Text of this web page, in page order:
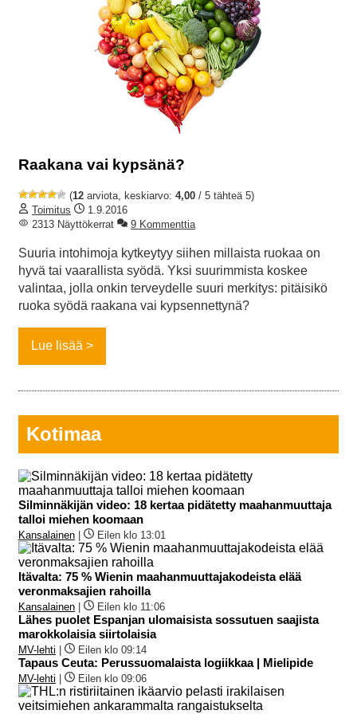
Raakana vai kypsänä?
(12 arviota, keskiarvo: 4,00 / 5 tähteä 5)
Toimitus
1.9.2016
2313 Näyttökerrat
9 Kommenttia
Suuria intohimoja kytkeytyy siihen millaista ruokaa on
hyvä tai vaarallista syödä. Yksi suurimmista koskee
valintaa, jolla onkin terveydelle suuri merkitys: pitäisikö
ruoka syödä raakana vai kypsennettynä?
Lue lisää
Kotimaa
Silminnäkijän video: 18 kertaa pidätetty maahanmuuttaja
talloi miehen koomaan
Kansalainen Eilen klo 13:01
Itävalta: 75 % Wienin maahanmuuttajakodeista elää
veronmaksajien rahoilla
Kansalainen Eilen klo 11:06
Lähes puolet Espanjan ulomaisista sossutuen saajista
marokkolaisia siirtolaisia
MV-lehti Eilen klo 09:14
Tapaus Ceuta: Perussuomalaista logiikkaa | Mielipide
MV-lehti Eilen klo 09:06